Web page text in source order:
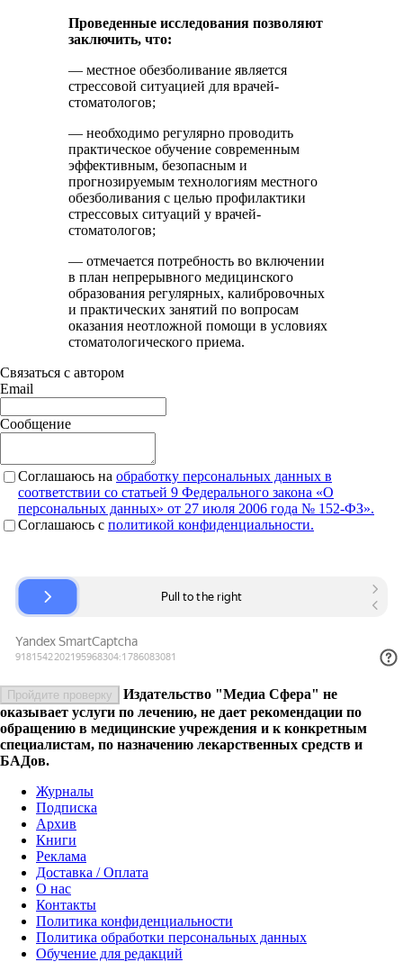
Проведенные исследования позволяют
заключить, что:
— местное обезболивание является
стрессовой ситуацией для врачей-
стоматологов;
— необходимо регулярно проводить
практическое обучение современным
эффективным, безопасным и
прогнозируемым технологиям местного
обезболивания с целью профилактики
стрессовых ситуаций у врачей-
стоматологов;
— отмечается потребность во включении
в план непрерывного медицинского
образования регулярных, калибровочных
и практических занятий по вопросам
оказания неотложной помощи в условиях
стоматологического приема.
Связаться с автором
Email
Сообщение
Соглашаюсь на обработку персональных данных в
соответствии со статьей 9 Федерального закона «О
персональных данных» от 27 июля 2006 года № 152-ФЗ».
Соглашаюсь c политикой конфиденциальности.
Пройдите проверку
Издательство "Медиа Сфера" не
оказывает услуги по лечению, не дает рекомендации по
обращению в медицинские учреждения и к конкретным
специалистам, по назначению лекарственных средств и
БАДов.
Журналы
Подписка
Архив
Книги
Реклама
Доставка / Оплата
О нас
Контакты
Политика конфиденциальности
Политика обработки персональных данных
Обучение для редакций